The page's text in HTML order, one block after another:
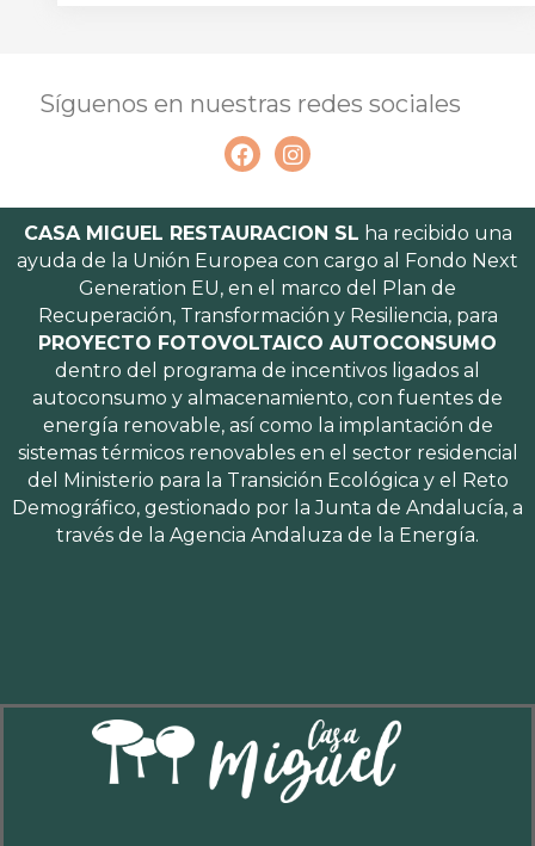
Síguenos en nuestras redes sociales
CASA MIGUEL RESTAURACION SL ha recibido una
ayuda de la Unión Europea con cargo al Fondo Next
Generation EU, en el marco del Plan de
Recuperación, Transformación y Resiliencia, para
PROYECTO FOTOVOLTAICO AUTOCONSUMO
dentro del programa de incentivos ligados al
autoconsumo y almacenamiento, con fuentes de
energía renovable, así como la implantación de
sistemas térmicos renovables en el sector residencial
del Ministerio para la Transición Ecológica y el Reto
Demográfico, gestionado por la Junta de Andalucía, a
través de la Agencia Andaluza de la Energía.